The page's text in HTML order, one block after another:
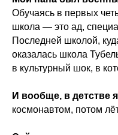
Обучаясь в первых
школа — это ад,
Последней школой,
оказалась школа
в культурный шок, в
И вообще, в детстве
космонавтом, потом